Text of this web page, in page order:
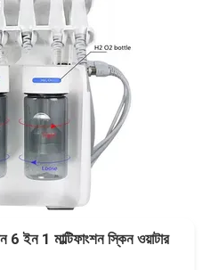
6 ইন 1 মাল্টিফাংশন স্কিন ওয়াটার